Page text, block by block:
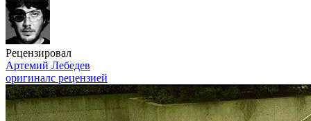
Рецензировал
Артемий Лебедев
оригиналс рецензией